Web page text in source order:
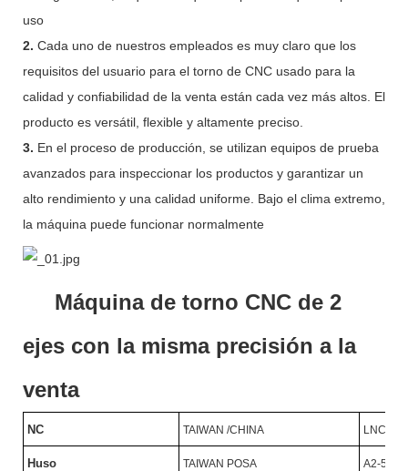
uso
2. Cada uno de nuestros empleados es muy claro que los
requisitos del usuario para el torno de CNC usado para la
calidad y confiabilidad de la venta están cada vez más altos. El
producto es versátil, flexible y altamente preciso.
3. En el proceso de producción, se utilizan equipos de prueba
avanzados para inspeccionar los productos y garantizar un
alto rendimiento y una calidad uniforme. Bajo el clima extremo,
la máquina puede funcionar normalmente
Máquina de torno CNC de 2
ejes con la misma precisión a la
venta
NC TAIWAN /CHINA LNC/
Huso TAIWAN POSA A2-5/46